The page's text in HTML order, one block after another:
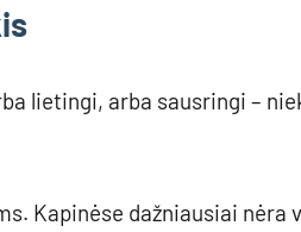
lietingi, arba sausringi –
Kapinėse dažniausiai